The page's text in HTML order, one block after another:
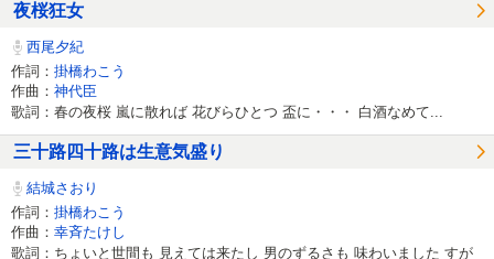
夜桜狂女
西尾夕紀
作詞： 掛橋わこう
作曲： 神代臣
歌詞：春の夜桜 嵐に散れば 花びらひとつ 盃に・・・ 白酒なめて...
三十路四十路は生意気盛り
結城さおり
作詞： 掛橋わこう
作曲： 幸斉たけし
歌詞：ちょいと世間も 見えては来たし 男のずるさも 味わいました すが